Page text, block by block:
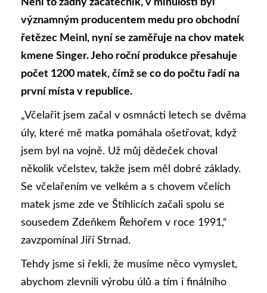
Není to žádný začá­tečník, v minulosti byl
významným producentem medu pro obchodní
řetězec Meinl, nyní se zaměřuje na chov matek
kmene Singer. Jeho roční produkce přesahuje
počet 1200 matek, čímž se co do počtu řadí na
první mís­ta v republice.
„Včelařit jsem začal v osmnácti letech se dvěma
úly, které mě matka pomáhala ošetřovat, když
jsem byl na vojně. Už můj dědeček choval
několik včelstev, takže jsem měl dobré základy.
Se včelařením ve velkém a s chovem včelích
matek jsme zde ve Štíhlicích začali spolu se
sousedem Zdeňkem Řehořem v roce 1991,“
zavzpomínal Jiří Strnad.
Tehdy jsme si řekli, že musíme něco vymyslet,
abychom zlevnili výrobu úlů a tím i ﬁnálního